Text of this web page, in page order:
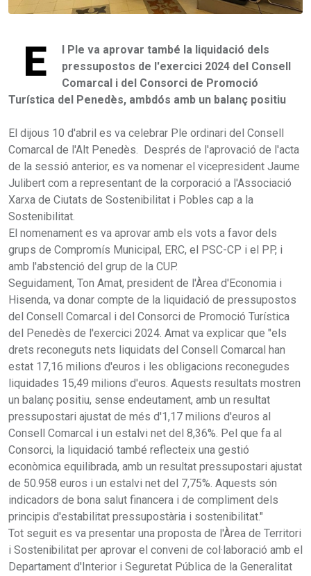
E
l Ple va aprovar també la liquidació dels
pressupostos de l'exercici 2024 del Consell
Comarcal i del Consorci de Promoció
Turística del Penedès, ambdós amb un balanç positiu
El dijous 10 d'abril es va celebrar Ple ordinari del Consell
Comarcal de l'Alt Penedès. Després de l'aprovació de l'acta
de la sessió anterior, es va nomenar el vicepresident Jaume
Julibert com a representant de la corporació a l'Associació
Xarxa de Ciutats de Sostenibilitat i Pobles cap a la
Sostenibilitat.
El nomenament es va aprovar amb els vots a favor dels
grups de Compromís Municipal, ERC, el PSC-CP i el PP, i
amb l'abstenció del grup de la CUP.
Seguidament, Ton Amat, president de l'Àrea d'Economia i
Hisenda, va donar compte de la liquidació de pressupostos
del Consell Comarcal i del Consorci de Promoció Turística
del Penedès de l'exercici 2024. Amat va explicar que "els
drets reconeguts nets liquidats del Consell Comarcal han
estat 17,16 milions d'euros i les obligacions reconegudes
liquidades 15,49 milions d'euros. Aquests resultats mostren
un balanç positiu, sense endeutament, amb un resultat
pressupostari ajustat de més d'1,17 milions d'euros al
Consell Comarcal i un estalvi net del 8,36%. Pel que fa al
Consorci, la liquidació també reflecteix una gestió
econòmica equilibrada, amb un resultat pressupostari ajustat
de 50.958 euros i un estalvi net del 7,75%. Aquests són
indicadors de bona salut financera i de compliment dels
principis d'estabilitat pressupostària i sostenibilitat."
Tot seguit es va presentar una proposta de l'Àrea de Territori
i Sostenibilitat per aprovar el conveni de col·laboració amb el
Departament d'Interior i Seguretat Pública de la Generalitat